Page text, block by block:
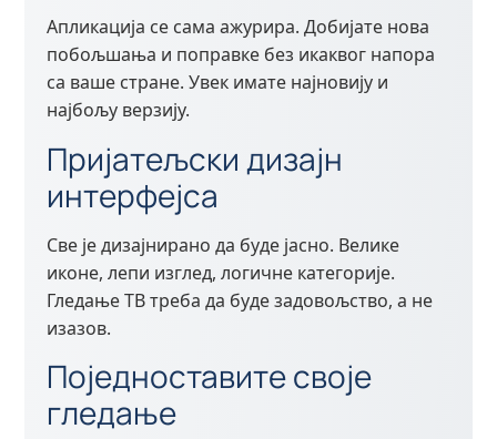
Апликација се сама ажурира. Добијате нова
побољшања и поправке без икаквог напора
са ваше стране. Увек имате најновију и
најбољу верзију.
Пријатељски дизајн
интерфејса
Све је дизајнирано да буде јасно. Велике
иконе, лепи изглед, логичне категорије.
Гледање ТВ треба да буде задовољство, а не
изазов.
Поједноставите своје
гледање